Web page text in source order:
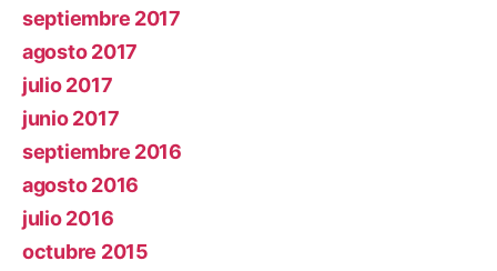
septiembre 2017
agosto 2017
julio 2017
junio 2017
septiembre 2016
agosto 2016
julio 2016
octubre 2015